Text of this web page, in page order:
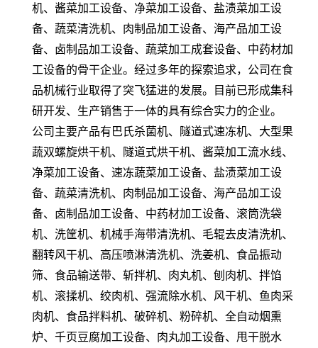
机、酱菜加工设备、净菜加工设备、盐渍菜加工设
备、蔬菜清洗机、肉制品加工设备、海产品加工设
备、卤制品加工设备、蔬菜加工成套设备、中药材加
工设备的骨干企业。经过多年的探索追求，公司在食
品机械行业取得了突飞猛进的发展。目前已形成集科
研开发、生产销售于一体的具有综合实力的企业。
公司主要产品有巴氏杀菌机、隧道式速冻机、大型果
蔬双螺旋烘干机、隧道式烘干机、酱菜加工流水线、
净菜加工设备、速冻蔬菜加工设备、盐渍菜加工设
备、蔬菜清洗机、肉制品加工设备、海产品加工设
备、卤制品加工设备、中药材加工设备、滚筒洗袋
机、洗筐机、机械手海带清洗机、毛辊去皮清洗机、
翻转风干机、高压喷淋清洗机、洗姜机、食品振动
筛、食品输送带、斩拌机、肉丸机、刨肉机、拌馅
机、滚揉机、绞肉机、强流除水机、风干机、鱼肉采
肉机、食品拌料机、破碎机、粉碎机、全自动烟熏
炉、千页豆腐加工设备、肉丸加工设备、甩干脱水